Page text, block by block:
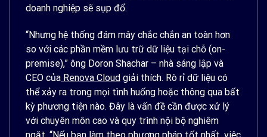
doanh nghiệp sẽ sụp đổ.
“Nhưng hệ thống đám mây chắc chắn an toàn hơn
so với các phần mềm lưu trữ dữ liệu tại chỗ (on-
premise),” ông Doron Shachar – nhà sáng lập và
CEO của Renova Cloud giải thích. Rò rỉ dữ liệu có
thể xảy ra trong mọi tình huống hoặc thông qua bất
kỳ phương tiện nào. Đây là vấn đề cần được xử lý
với chuyên môn cao và quy trình nội bộ nghiêm